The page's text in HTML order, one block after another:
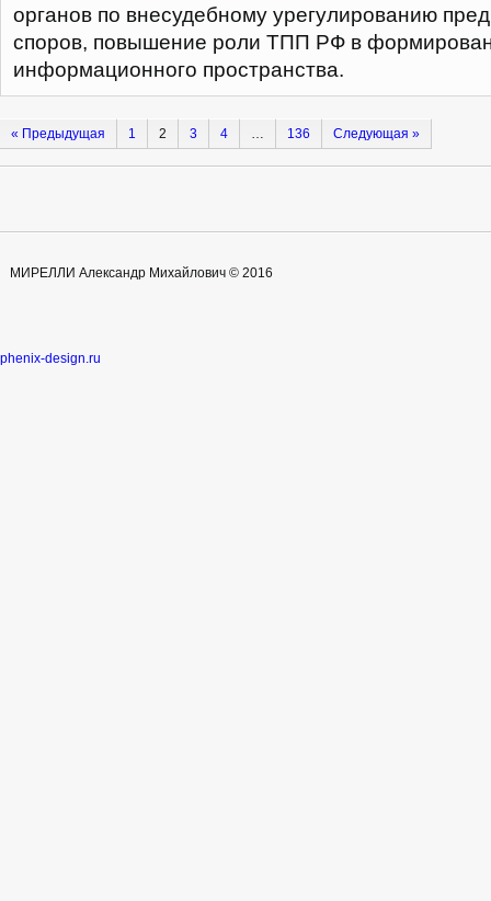
органов по внесудебному урегулированию
споров, повышение роли ТПП РФ в
информационного пространства.
« Предыдущая 1 2 3 4 … 136 Cледующая »
МИРЕЛЛИ Александр Михайлович © 2016
phenix-design.ru